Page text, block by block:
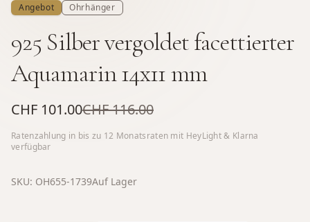
Angebot Ohrhänger
925 Silber vergoldet facettierter
Aquamarin 14x11 mm
CHF 101.00CHF 116.00
Ratenzahlung in bis zu 12 Monatsraten mit HeyLight & Klarna
verfügbar
SKU: OH655-1739Auf Lager